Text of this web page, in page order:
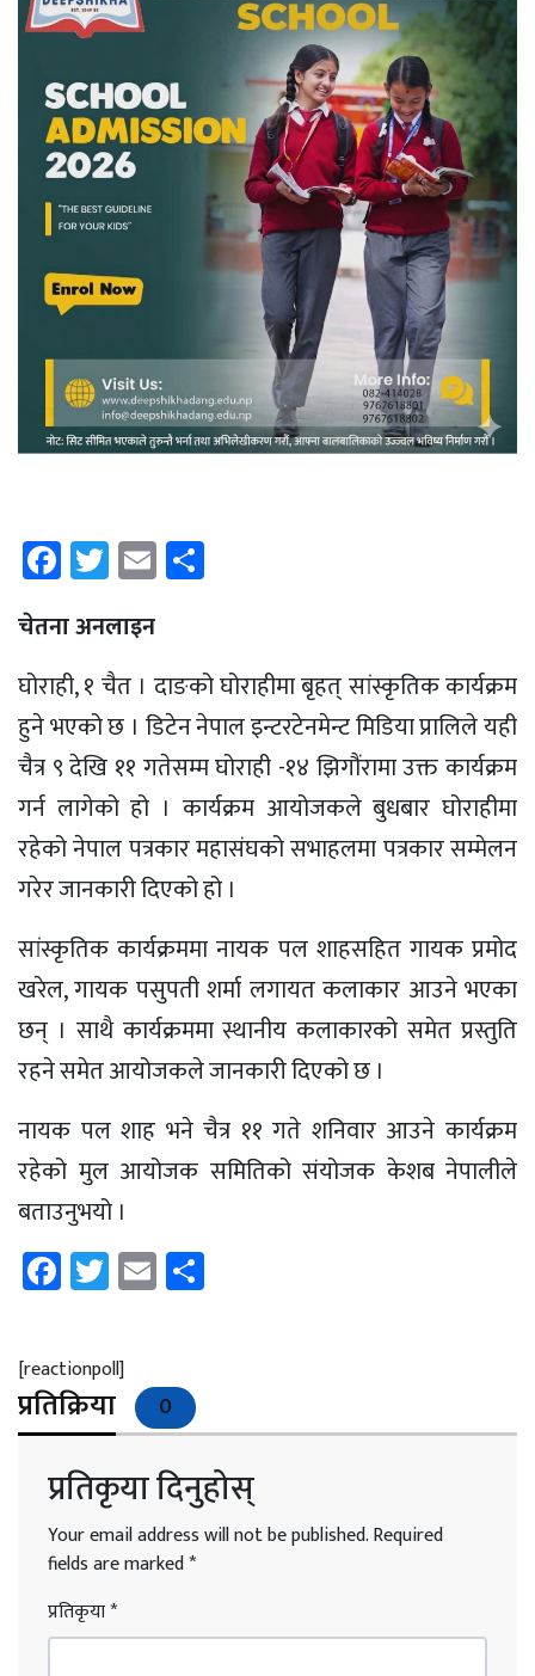
Facebook
Twitter
Email
चेतना अनलाइन
घोराही, १ चैत । दाङको घोराहीमा बृहत् सांस्कृतिक कार्यक्रम
हुने भएको छ । डिटेन नेपाल इन्टरटेनमेन्ट मिडिया प्रालिले यही
चैत्र ९ देखि ११ गतेसम्म घोराही -१४ झिगौंरामा उक्त कार्यक्रम
गर्न लागेको हो । कार्यक्रम आयोजकले बुधबार घोराहीमा
रहेको नेपाल पत्रकार महासंघको सभाहलमा पत्रकार सम्मेलन
गरेर जानकारी दिएको हो ।
सांस्कृतिक कार्यक्रममा नायक पल शाहसहित गायक प्रमोद
खरेल, गायक पसुपती शर्मा लगायत कलाकार आउने भएका
छन् । साथै कार्यक्रममा स्थानीय कलाकारको समेत प्रस्तुति
रहने समेत आयोजकले जानकारी दिएको छ ।
नायक पल शाह भने चैत्र ११ गते शनिवार आउने कार्यक्रम
रहेको मुल आयोजक समितिको संयोजक केशब नेपालीले
बताउनुभयो ।
Facebook
Twitter
Email
[reactionpoll]
प्रतिक्रिया 0
प्रतिकृया दिनुहोस्
Your email address will not be published.Required
fields are marked*
प्रतिकृया*